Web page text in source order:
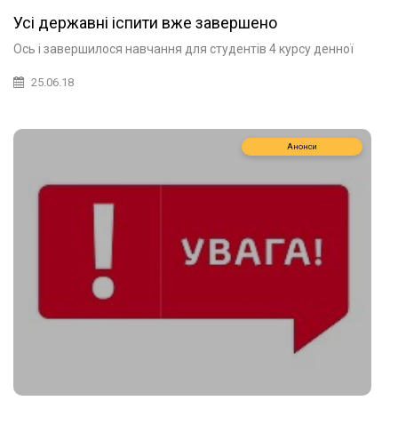
Усі державні іспити вже завершено
Ось і завершилося навчання для студентів 4 курсу денної
25.06.18
Анонси